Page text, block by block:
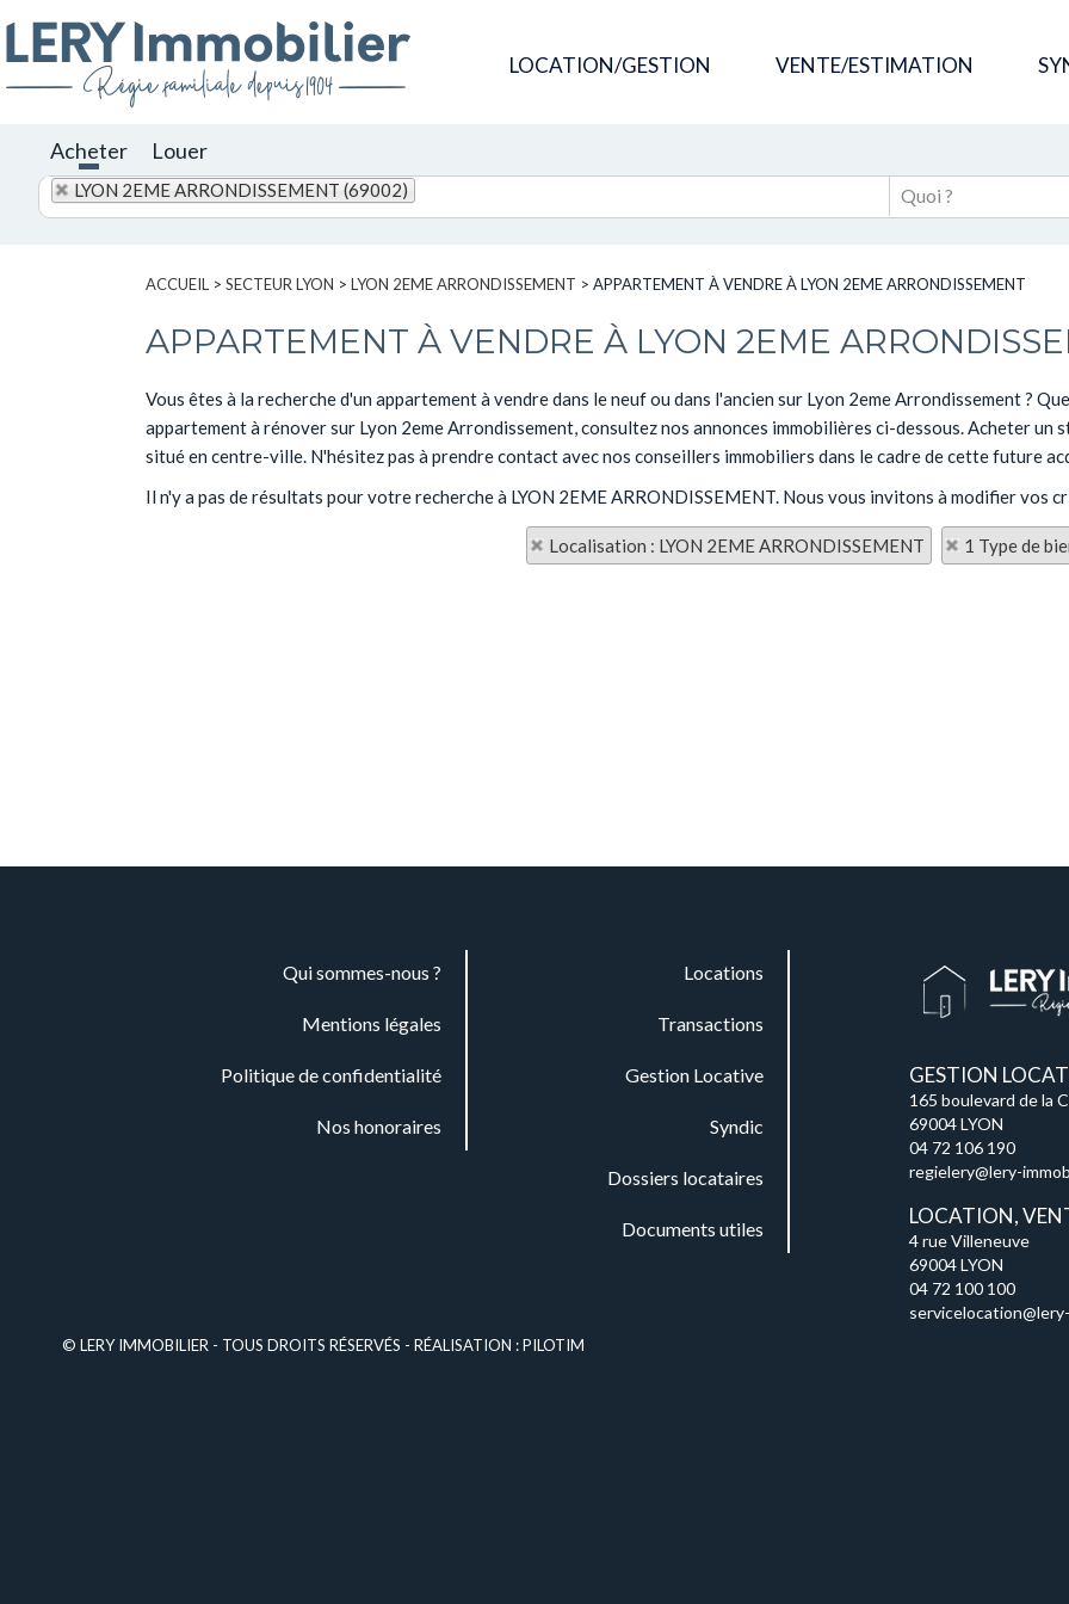
LOCATION/GESTION VENTE/ESTIMATION
Acheter Louer
LYON 2EME ARRONDISSEMENT (69002)
ACCUEIL > SECTEUR LYON > LYON 2EME ARRONDISSEMENT > APPARTEMENT À VENDRE À LYON 2EME ARRONDISSEMENT
APPARTEMENT À VENDRE À LYON 2EME
Vous êtes à la recherche d'un appartement à vendre dans le neuf ou dans l'ancien sur Lyon 2eme Arrondissement ?
appartement à rénover sur Lyon 2eme Arrondissement, consultez nos annonces immobilières ci-dessous. Acheter un
situé en centre-ville. N'hésitez pas à prendre contact avec nos conseillers immobiliers dans le cadre de cette future
Il n'y a pas de résultats pour votre recherche à LYON 2EME ARRONDISSEMENT. Nous vous invitons à modifier vos
Localisation : LYON 2EME ARRONDISSEMENT 1 Type de
Qui sommes-nous ?
Mentions légales
Politique de confidentialité
Nos honoraires
Locations
Transactions
Gestion Locative
Syndic
Dossiers locataires
Documents utiles
GESTION
165 boulevard de la
69004 LYON
04 72 106 190
regielery@lery-
LOCATION,
4 rue Villeneuve
69004 LYON
04 72 100 100
© LERY IMMOBILIER - TOUS DROITS RÉSERVÉS - RÉALISATION :PILOTIM